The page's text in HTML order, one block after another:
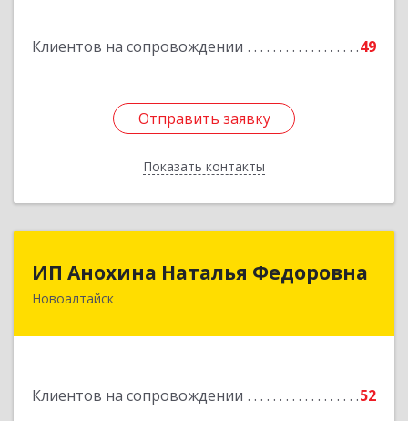
Клиентов на сопровождении 49
Отправить заявку
Показать контакты
Подробнее
Отправить заявку
Назад
ИП Анохина Наталья Федоровна
Новоалтайск
Клиентов на сопровождении 52
658041, Алтайский край, Новоалтайск г,